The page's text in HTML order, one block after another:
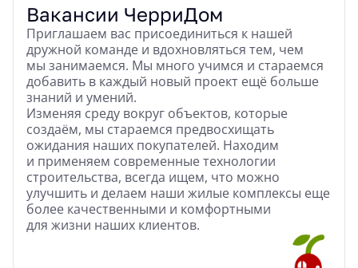
Вакансии ЧерриДом
Приглашаем вас присоединиться к нашей
дружной команде и вдохновляться тем, чем
мы занимаемся. Мы много учимся и стараемся
добавить в каждый новый проект ещё больше
знаний и умений.
Изменяя среду вокруг объектов, которые
создаём, мы стараемся предвосхищать
ожидания наших покупателей. Находим
и применяем современные технологии
строительства, всегда ищем, что можно
улучшить и делаем наши жилые комплексы еще
более качественными и комфортными
для жизни наших клиентов.